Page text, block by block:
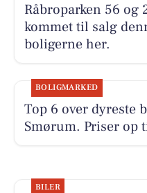
Råbroparken 56 og
kommet til salg
boligerne her.
BOLIGMARKED
Top 6 over dyreste
Smørum. Priser op
BILER